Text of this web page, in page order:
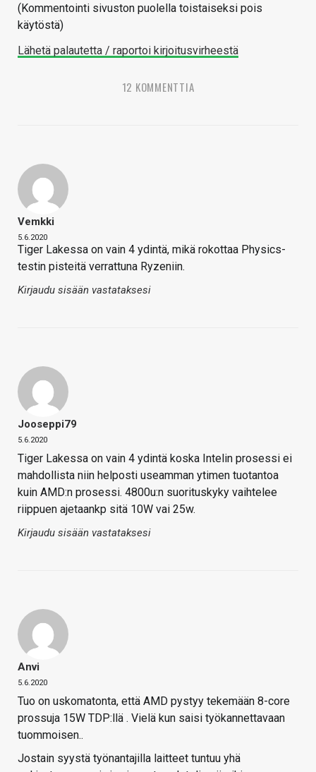
(Kommentointi sivuston puolella toistaiseksi pois
käytöstä)
Lähetä palautetta / raportoi kirjoitusvirheestä
12 KOMMENTTIA
Vemkki
5.6.2020
Tiger Lakessa on vain 4 ydintä, mikä rokottaa Physics-
testin pisteitä verrattuna Ryzeniin.
Kirjaudu sisään vastataksesi
Jooseppi79
5.6.2020
Tiger Lakessa on vain 4 ydintä koska Intelin prosessi ei
mahdollista niin helposti useamman ytimen tuotantoa
kuin AMD:n prosessi. 4800u:n suorituskyky vaihtelee
riippuen ajetaankp sitä 10W vai 25w.
Kirjaudu sisään vastataksesi
Anvi
5.6.2020
Tuo on uskomatonta, että AMD pystyy tekemään 8-core
prossuja 15W TDP:llä . Vielä kun saisi työkannettavaan
tuommoisen..
Jostain syystä työnantajilla laitteet tuntuu yhä